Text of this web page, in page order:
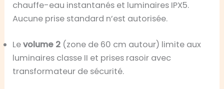
chauffe-eau instantanés et luminaires IPX5.
Aucune prise standard n’est autorisée.
Levolume 2 (zone de 60 cm autour) limite aux
luminaires classe II et prises rasoir avec
transformateur de sécurité.